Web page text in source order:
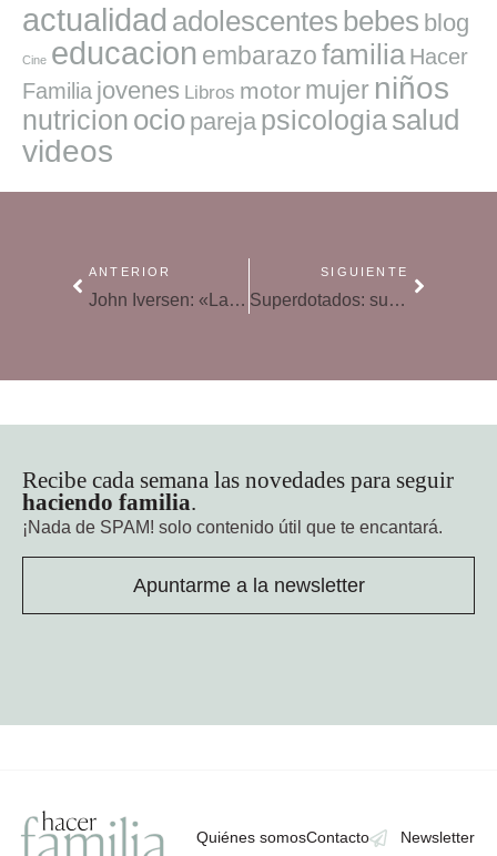
actualidad adolescentes bebes blog
Cine educacion embarazofamilia Hacer
Familia jovenes Libros motor mujer niños
nutricion ocio pareja psicologiasalud
videos
ANTERIOR
John Iversen: «La música influye mucho en el aprendizaje de otro idioma y fija la atención»
SIGUIENTE
Superdotados: su integración en el aula
Recibe cada semana las novedades para seguir
haciendo familia.
¡Nada de SPAM! solo contenido útil que te encantará.
Apuntarme a la newsletter
Quiénes somosContacto Newsletter